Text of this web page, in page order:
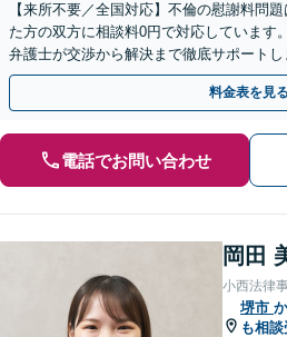
【来所不要／全国対応】不倫の慰謝料問
た方の双方に相談料0円で対応しています
弁護士が交渉から解決まで徹底サポート
手金の返還保証もありますので安心して
料金表を見る
電話でお問い合わせ
岡田
小西法律
堺市
も相談